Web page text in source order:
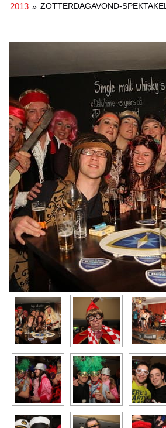
2013 » ZOTTERDAGAVOND-SPEKTAKEL